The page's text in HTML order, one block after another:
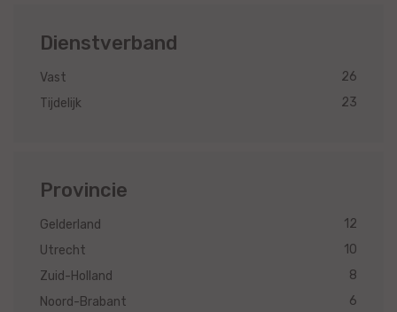
Dienstverband
Vast
26
Tijdelijk
23
Provincie
Gelderland
12
Utrecht
10
Zuid-Holland
8
Noord-Brabant
6